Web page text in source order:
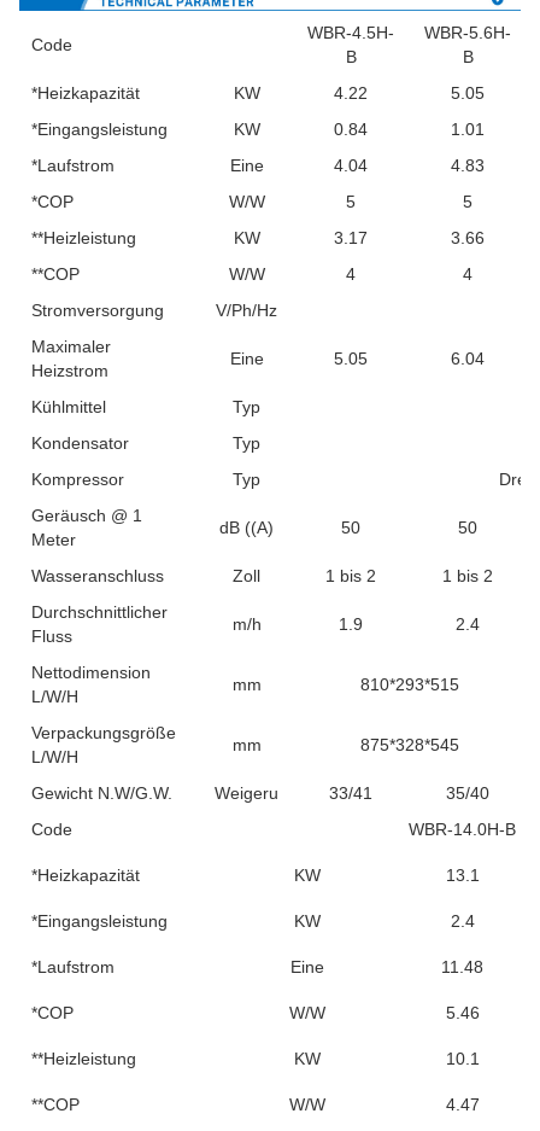
Code
WBR-4.5H-
B
WBR-5.6H-
B
*Heizkapazität
KW 4.22
5.05
*Eingangsleistung
KW 0.84
1.01
*Laufstrom
Eine 4.04
4.83
*COP
W/W 5
5
**Heizleistung
KW 3.17
3.66
**COP
W/W 4
4
Stromversorgung
V/Ph/Hz
Maximaler
Heizstrom
Eine 5.05 6.04
Kühlmittel
Typ
Kondensator
Typ
Kompressor
Typ
Geräusch @ 1
Meter
dB ((A) 50 50
Wasseranschluss Zoll 1 bis 2
1 bis 2
Durchschnittlicher
Fluss
m/h 1.9 2.4
Nettodimension
L/W/H
mm 810*293*515
Verpackungsgröße
L/W/H
mm 875*328*545
Gewicht N.W/G.W. Weigerung 33/41
35/40
Code
WBR-14.0H-B
*Heizkapazität KW 13.1
*Eingangsleistung KW 2.4
*Laufstrom Eine 11.48
*COP W/W 5.46
**Heizleistung KW 10.1
**COP W/W 4.47